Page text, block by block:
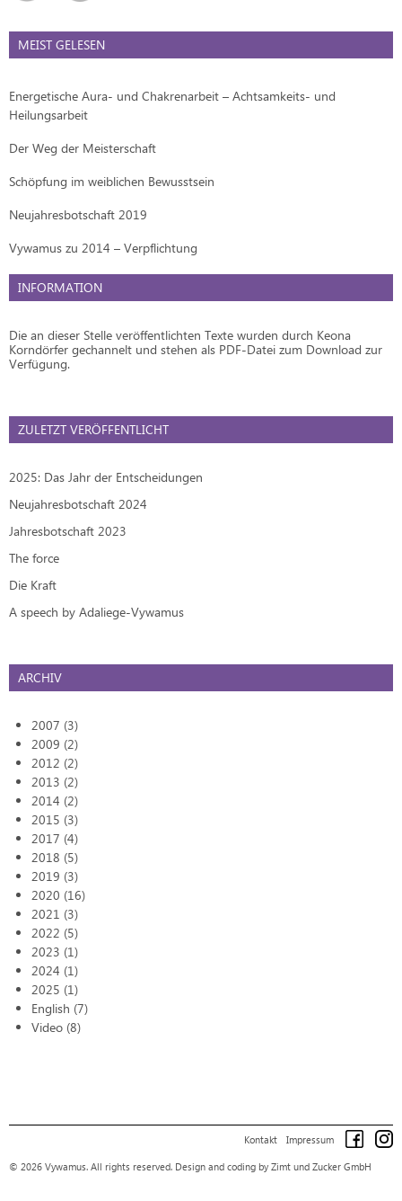
MEIST GELESEN
Energetische Aura- und Chakrenarbeit – Achtsamkeits- und
Heilungsarbeit
Der Weg der Meisterschaft
Schöpfung im weiblichen Bewusstsein
Neujahresbotschaft 2019
Vywamus zu 2014 – Verpflichtung
INFORMATION
Die an dieser Stelle veröffentlichten Texte wurden durch Keona
Korndörfer gechannelt und stehen als PDF-Datei zum Download zur
Verfügung.
ZULETZT VERÖFFENTLICHT
2025: Das Jahr der Entscheidungen
Neujahresbotschaft 2024
Jahresbotschaft 2023
The force
Die Kraft
A speech by Adaliege-Vywamus
ARCHIV
2007 (3)
2009 (2)
2012 (2)
2013 (2)
2014 (2)
2015 (3)
2017 (4)
2018 (5)
2019 (3)
2020 (16)
2021 (3)
2022 (5)
2023 (1)
2024 (1)
2025 (1)
English (7)
Video (8)
Kontakt Impressum
© 2026 Vywamus. All rights reserved. Design and coding by Zimt und Zucker GmbH